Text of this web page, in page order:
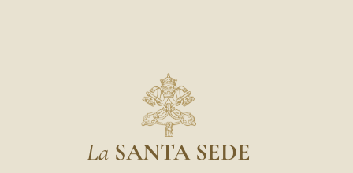
La SANTA SEDE